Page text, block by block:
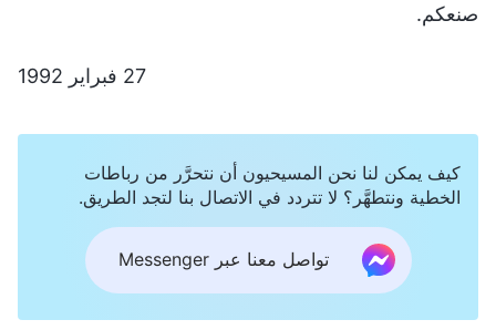
صنعكم.
27 فبراير 1992
كيف يمكن لنا نحن المسيحيون أن نتحرَّر من رباطات
الخطية ونتطهَّر؟ لا تتردد في الاتصال بنا لتجد الطريق.
تواصل معنا عبر Messenger